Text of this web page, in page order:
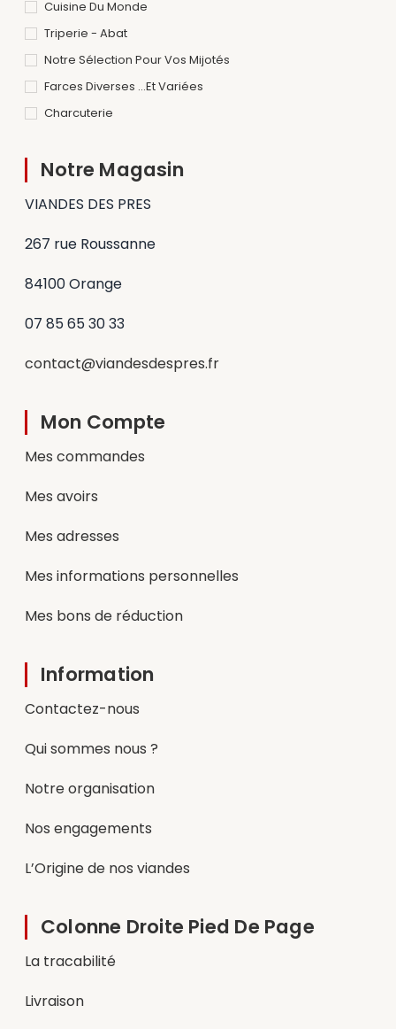
Cuisine Du Monde
Triperie - Abat
Notre Sélection Pour Vos Mijotés
Farces Diverses ...et Variées
Charcuterie
Notre Magasin
VIANDES DES PRES
267 rue Roussanne
84100 Orange
07 85 65 30 33
contact@viandesdespres.fr
Mon Compte
Mes commandes
Mes avoirs
Mes adresses
Mes informations personnelles
Mes bons de réduction
Information
Contactez-nous
Qui sommes nous ?
Notre organisation
Nos engagements
L’Origine de nos viandes
Colonne Droite Pied De Page
La tracabilité
Livraison